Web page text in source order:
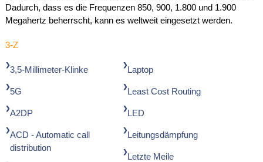
Dadurch, dass es die Frequenzen 850, 900, 1.800 und 1.900
Megahertz beherrscht, kann es weltweit eingesetzt werden.
3-Z
3,5-Millimeter-Klinke
5G
A2DP
ACD - Automatic call
distribution
Laptop
Least Cost Routing
LED
Leitungsdämpfung
Letzte Meile